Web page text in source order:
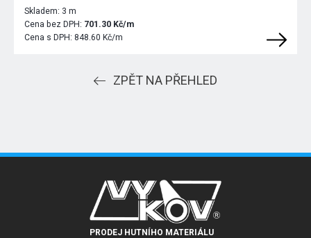
Skladem: 3 m
Cena bez DPH: 701.30 Kč/m
Cena s DPH: 848.60 Kč/m
ZPĚT NA PŘEHLED
PRODEJ HUTNÍHO MATERIÁLU